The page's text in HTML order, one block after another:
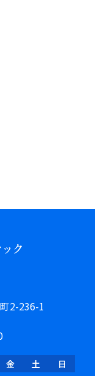
2-236-1
金 土 日